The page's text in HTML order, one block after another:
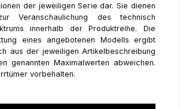
der jeweiligen Serie dar. Sie dienen
Veranschaulichung des technisch
innerhalb der Produktreihe. Die
eines angebotenen Modells ergibt
aus der jeweiligen Artikelbeschreibung
genannten Maximalwerten abweichen.
vorbehalten.